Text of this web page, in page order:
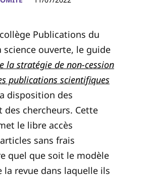
Publications du
science ouverte, le guide
la stratégie de non-cession
publications scientifiques
disposition des
des chercheurs. Cette
le libre accès
sans frais
quel que soit le modèle
la revue dans laquelle ils